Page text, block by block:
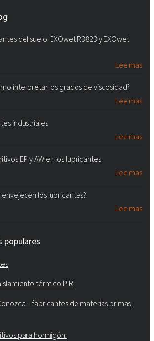
del suelo: EXOwet R3823 y EXOwet
Lee mas
interpretar los grados de viscosidad?
Lee mas
industriales
Lee mas
EP y AW en los lubricantes
Lee mas
los lubricantes?
Lee mas
populares
térmico PIR
– fabricantes de materias primas
para hormigón.